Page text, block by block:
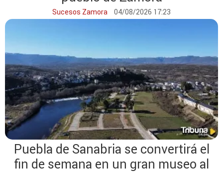
Sucesos Zamora 04/08/2026 17:23
Puebla de Sanabria se convertirá el
fin de semana en un gran museo al